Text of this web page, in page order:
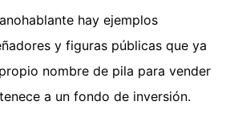
hay ejemplos
y figuras públicas que ya
nombre de pila para vender
a un fondo de inversión.